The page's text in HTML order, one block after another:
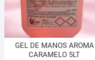
GEL DE MANOS AROMA
CARAMELO 5LT